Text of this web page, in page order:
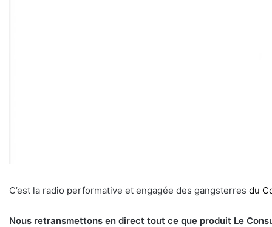
C’est la radio performative et engagée des gangsterres du
Nous retransmettons en direct tout ce que produit Le